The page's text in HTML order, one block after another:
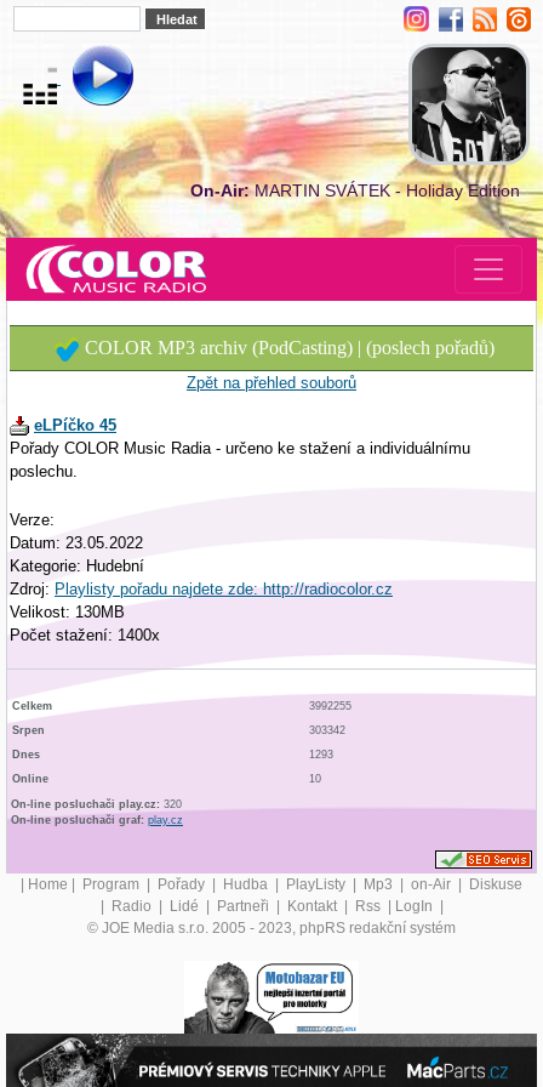
On-Air:MARTIN SVÁTEK - Holiday Edition
COLOR MP3 archiv (PodCasting) | (poslech pořadů)
Zpět na přehled souborů
eLPíčko 45
Pořady COLOR Music Radia - určeno ke stažení a individuálnímu
poslechu.
Verze:
Datum: 23.05.2022
Kategorie: Hudební
Zdroj: Playlisty pořadu najdete zde: http://radiocolor.cz
Velikost: 130MB
Počet stažení: 1400x
Celkem
3992255
Srpen
303342
Dnes
1293
Online
10
On-line posluchači play.cz: 320
On-line posluchači graf: play.cz
| Home | Program | Pořady | Hudba | PlayListy | Mp3 | on-Air | Diskuse
| Radio | Lidé | Partneři | Kontakt | Rss | LogIn |
© JOE Media s.r.o. 2005 - 2023, phpRS redakční systém